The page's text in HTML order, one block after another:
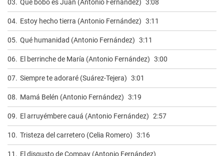
03. Qué bobo es Juan (Antonio Fernández) 3:08
04. Estoy hecho tierra (Antonio Fernández) 3:11
05. Qué humanidad (Antonio Fernández) 3:11
06. El berrinche de María (Antonio Fernández) 3:00
07. Siempre te adoraré (Suárez-Tejera) 3:01
08. Mamá Belén (Antonio Fernández) 3:19
09. El arruyémbere cauá (Antonio Fernández) 2:57
10. Tristeza del carretero (Celia Romero) 3:16
11. El disgusto de Compay (Antonio Fernández)